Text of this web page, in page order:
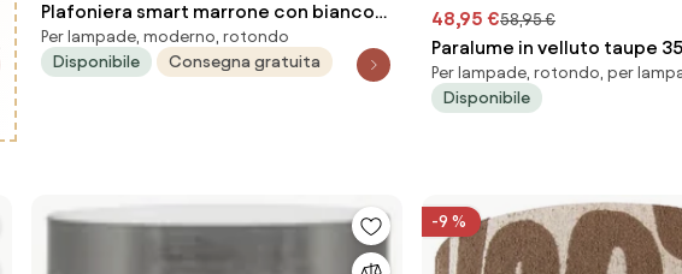
Plafoniera smart marrone con bianco
50 cm 3 luci incl. 3 Wifi A60 - Drum Duo
Per lampade, moderno, rotondo
Disponibile
Consegna gratuita
48,95 €58,95 €
Paralume in velluto taupe
Per lampade, rotondo, per
Disponibile
-9 %